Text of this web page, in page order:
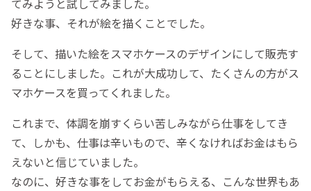
好きな事、それが絵を描くことでした。
そして、描いた絵をスマホケースのデザインにして販売す
ることにしました。これが大成功して、たくさんの方がス
マホケースを買ってくれました。
これまで、体調を崩すくらい苦しみながら仕事をしてき
て、しかも、仕事は辛いもので、辛くなければお金はもら
えないと信じていました。
なのに、好きな事をしてお金がもらえる、こんな世界もあ